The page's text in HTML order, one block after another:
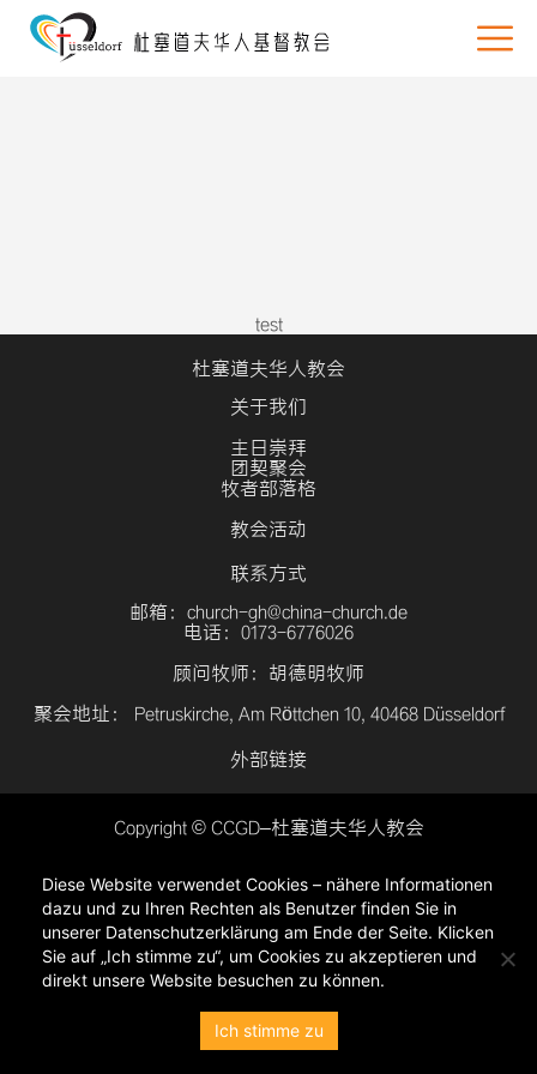
test
杜塞道夫华人教会
关于我们
主日崇拜
团契聚会
牧者部落格
教会活动
联系方式
邮箱：church-gh@china-church.de
电话：0173-6776026
顾问牧师：胡德明牧师
聚会地址： Petruskirche, Am Röttchen 10, 40468 Düsseldorf
外部链接
Copyright © CCGD–杜塞道夫华人教会
隐私政策
Diese Website verwendet Cookies – nähere Informationen
dazu und zu Ihren Rechten als Benutzer finden Sie in
unserer Datenschutzerklärung am Ende der Seite. Klicken
Sie auf „Ich stimme zu“, um Cookies zu akzeptieren und
direkt unsere Website besuchen zu können.
Ich stimme zu